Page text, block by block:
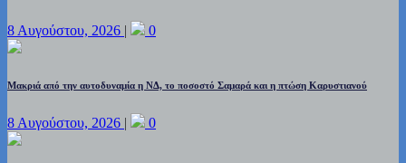
8 Αυγούστου, 2026 | 0
Μακριά από την αυτοδυναμία η ΝΔ, το ποσοστό Σαμαρά και η πτώση Καρυστιανού
8 Αυγούστου, 2026 | 0